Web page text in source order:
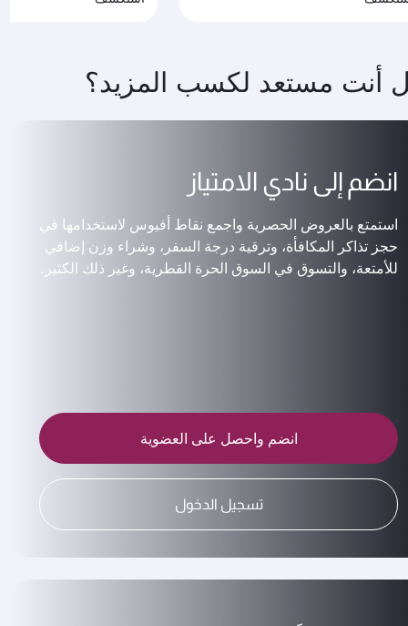
أنت مستعد لكسب المزيد؟
انضم إلى نادي الامتياز
استمتع بالعروض الحصرية واجمع نقاط أفيوس لاستخدامها في
حجز تذاكر المكافأة، وترقية درجة السفر، وشراء وزن إضافي
للأمتعة، والتسوق في السوق الحرة القطرية، وغير ذلك الكثير.
انضم واحصل على العضوية
تسجيل الدخول